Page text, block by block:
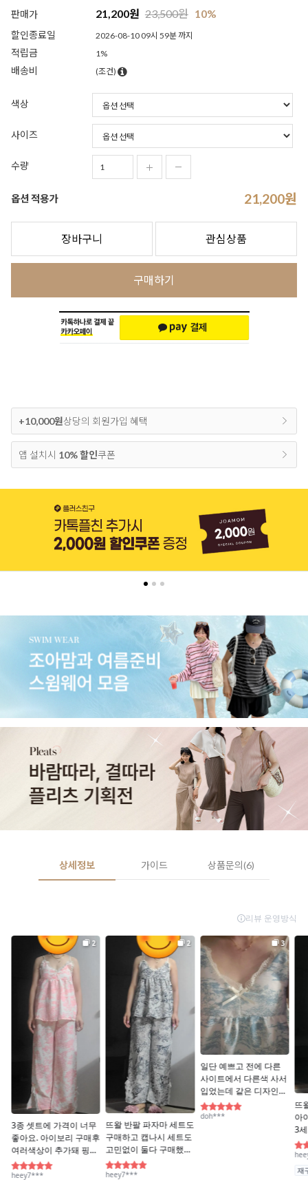
판매가 21,200원 23,500원 10%
할인종료일 2026-08-10 09시 59분 까지
적립금 1%
배송비 (조건)
색상
사이즈
수량
옵션 적용가 21,200원
장바구니 관심상품
구매하기
+10,000원상당의 회원가입 혜택
앱 설치시 10% 할인쿠폰
상세정보 가이드 상품문의(6)